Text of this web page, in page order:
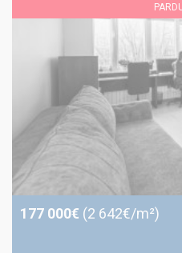
177 000€ (2 642€/m²)